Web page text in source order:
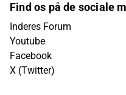
Find os på de sociale
Inderes Forum
Youtube
Facebook
X (Twitter)